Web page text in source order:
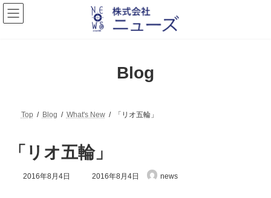
コ
ン
テ
ナ
ビ
ゲ
Blog
Top Blog What's New 「リオ五輪」
「リオ五輪」
2016年8月4日
最
2016年8月4日 news